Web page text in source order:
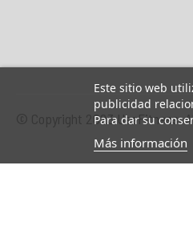
Este sitio web
publicidad
Para dar su
Más información
© Copyright 2023 UsaFitness.